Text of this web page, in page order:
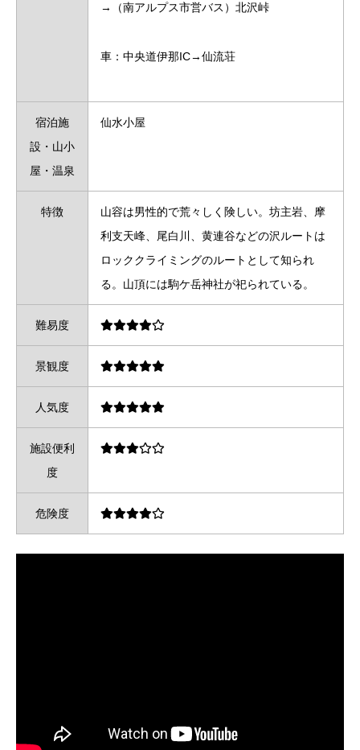
→（南アルプス市営バス）北沢峠
車：中央道伊那IC→仙流荘
宿泊施
設・山小
屋・温泉
仙水小屋
特徴
山容は男性的で荒々しく険しい。坊主岩、摩
利支天峰、尾白川、黄連谷などの沢ルートは
ロッククライミングのルートとして知られ
る。山頂には駒ケ岳神社が祀られている。
難易度
景観度
人気度
施設便利
度
危険度